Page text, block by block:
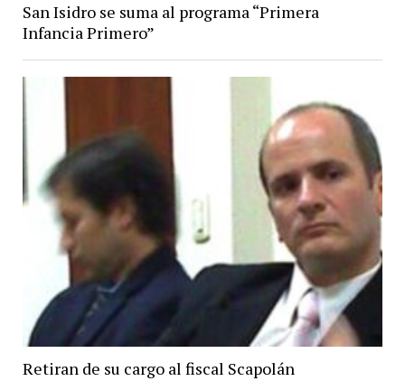
San Isidro se suma al programa “Primera
Infancia Primero”
Retiran de su cargo al fiscal Scapolán